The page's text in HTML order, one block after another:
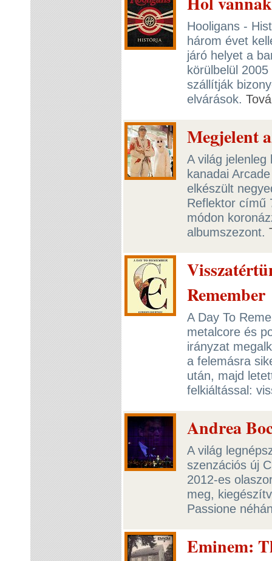
Hooligans -
három évet
járó helyet a
körülbelül
szállítják
elvárások.
Megjelent
A világ
kanadai
elkészült
Reflektor című
módon
albumszezont.
Remember
A Day To
metalcore és
irányzat
a felemásra
után, majd
felkiáltással:
Andrea
A világ
szenzációs új
2012-es
meg,
Passione
Eminem: